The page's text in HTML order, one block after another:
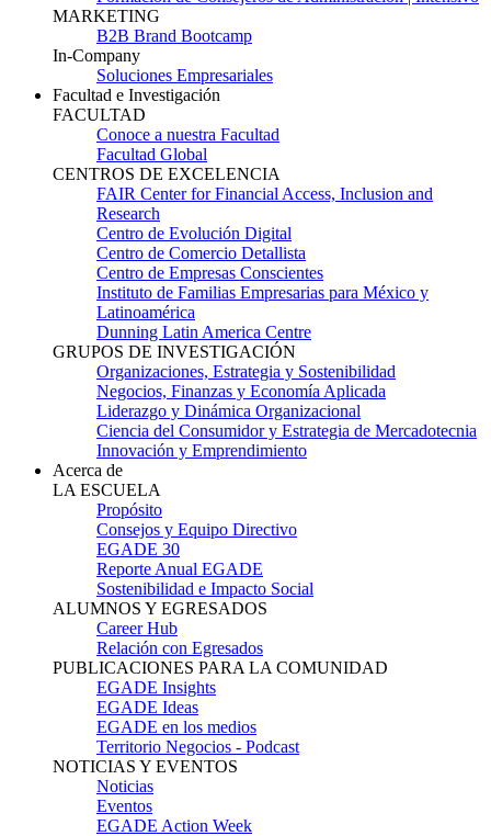
MARKETING
B2B Brand Bootcamp
In-Company
Soluciones Empresariales
Facultad e Investigación
FACULTAD
Conoce a nuestra Facultad
Facultad Global
CENTROS DE EXCELENCIA
FAIR Center for Financial Access, Inclusion and
Research
Centro de Evolución Digital
Centro de Comercio Detallista
Centro de Empresas Conscientes
Instituto de Familias Empresarias para México y
Latinoamérica
Dunning Latin America Centre
GRUPOS DE INVESTIGACIÓN
Organizaciones, Estrategia y Sostenibilidad
Negocios, Finanzas y Economía Aplicada
Liderazgo y Dinámica Organizacional
Ciencia del Consumidor y Estrategia de Mercadotecnia
Innovación y Emprendimiento
Acerca de
LA ESCUELA
Propósito
Consejos y Equipo Directivo
EGADE 30
Reporte Anual EGADE
Sostenibilidad e Impacto Social
ALUMNOS Y EGRESADOS
Career Hub
Relación con Egresados
PUBLICACIONES PARA LA COMUNIDAD
EGADE Insights
EGADE Ideas
EGADE en los medios
Territorio Negocios - Podcast
NOTICIAS Y EVENTOS
Noticias
Eventos
EGADE Action Week